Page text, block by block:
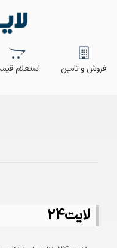
فروش و تامین استعلام
لایت24